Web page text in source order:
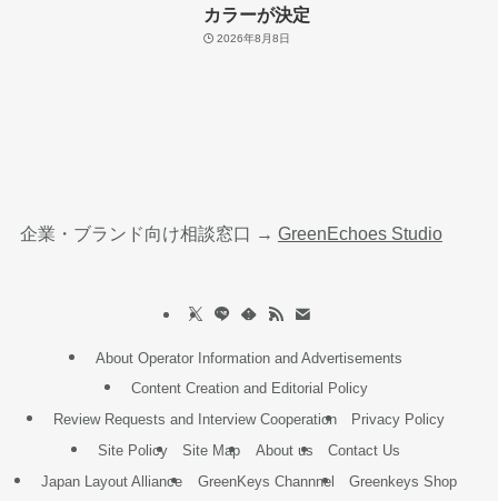
カラーが決定
2026年8月8日
企業・ブランド向け相談窓口 → GreenEchoes Studio
About Operator Information and Advertisements
Content Creation and Editorial Policy
Review Requests and Interview Cooperation
Privacy Policy
Site Policy
Site Map About us
Contact Us
Japan Layout Alliance
GreenKeys Channnel Greenkeys Shop